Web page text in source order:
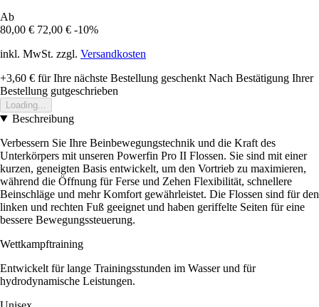
Ab
80,00 € 72,00 € -10%
inkl. MwSt. zzgl. Versandkosten
+3,60 € für Ihre nächste Bestellung geschenkt Nach Bestätigung Ihrer
Bestellung gutgeschrieben
Loading...
Beschreibung
Verbessern Sie Ihre Beinbewegungstechnik und die Kraft des
Unterkörpers mit unseren Powerfin Pro II Flossen. Sie sind mit einer
kurzen, geneigten Basis entwickelt, um den Vortrieb zu maximieren,
während die Öffnung für Ferse und Zehen Flexibilität, schnellere
Beinschläge und mehr Komfort gewährleistet. Die Flossen sind für den
linken und rechten Fuß geeignet und haben geriffelte Seiten für eine
bessere Bewegungssteuerung.
Wettkampftraining
Entwickelt für lange Trainingsstunden im Wasser und für
hydrodynamische Leistungen.